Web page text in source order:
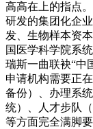
高高在上的指点
研发的集团化企
发、生物样本资
国医学科学院系
瑞斯一曲联袂“中
申请机构需要正
备份）、办理系
统）、人才步队
等方面完全满脚